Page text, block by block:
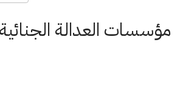
مؤسسات العدالة